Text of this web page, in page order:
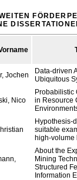
Jochen
Data-driven
Ubiquitous
Nico
Probabilistic
in Resource
Hypothesis-
suitable
high-volume
About the
Mining
Structured
Information